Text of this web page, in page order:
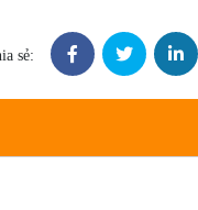
sẻ: